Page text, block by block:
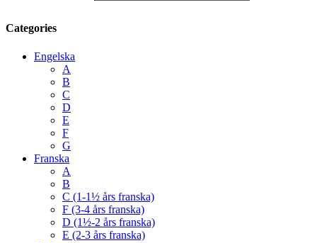
Categories
Engelska
A
B
C
D
E
F
G
Franska
A
B
C (1-1½ års franska)
F (3-4 års franska)
D (1½-2 års franska)
E (2-3 års franska)